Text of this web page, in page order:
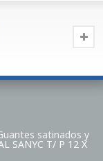
satinados y
SANYC T/ P 12 X